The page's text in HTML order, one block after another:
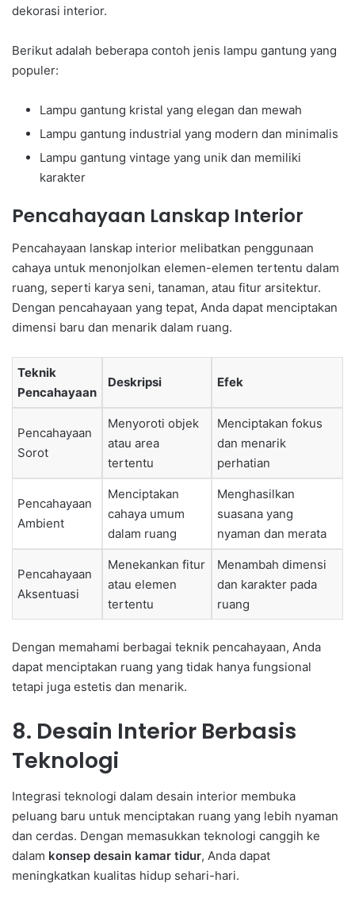
dekorasi interior.
Berikut adalah beberapa contoh jenis lampu gantung yang
populer:
Lampu gantung kristal yang elegan dan mewah
Lampu gantung industrial yang modern dan minimalis
Lampu gantung vintage yang unik dan memiliki
karakter
Pencahayaan Lanskap Interior
Pencahayaan lanskap interior melibatkan penggunaan
cahaya untuk menonjolkan elemen-elemen tertentu dalam
ruang, seperti karya seni, tanaman, atau fitur arsitektur.
Dengan pencahayaan yang tepat, Anda dapat menciptakan
dimensi baru dan menarik dalam ruang.
Teknik
Pencahayaan
Deskripsi Efek
Pencahayaan
Sorot
Menyoroti objek
atau area
tertentu
Menciptakan fokus
dan menarik
perhatian
Pencahayaan
Ambient
Menciptakan
cahaya umum
dalam ruang
Menghasilkan
suasana yang
nyaman dan merata
Pencahayaan
Aksentuasi
Menekankan fitur
atau elemen
tertentu
Menambah dimensi
dan karakter pada
ruang
Dengan memahami berbagai teknik pencahayaan, Anda
dapat menciptakan ruang yang tidak hanya fungsional
tetapi juga estetis dan menarik.
8. Desain Interior Berbasis
Teknologi
Integrasi teknologi dalam desain interior membuka
peluang baru untuk menciptakan ruang yang lebih nyaman
dan cerdas. Dengan memasukkan teknologi canggih ke
dalam konsep desain kamar tidur, Anda dapat
meningkatkan kualitas hidup sehari-hari.